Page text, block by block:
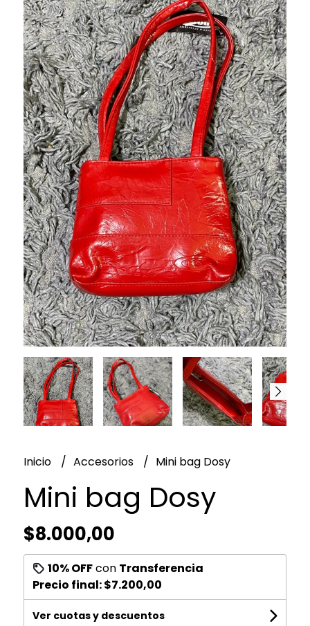
Inicio Accesorios Mini bag Dosy
Mini bag Dosy
$8.000,00
10% OFFcon Transferencia
Precio final:$7.200,00
Ver cuotas y descuentos